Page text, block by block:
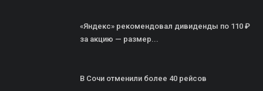
«Яндекс» рекомендовал дивиденды по 110 ₽
за акцию — размер...
В Сочи отменили более 40 рейсов